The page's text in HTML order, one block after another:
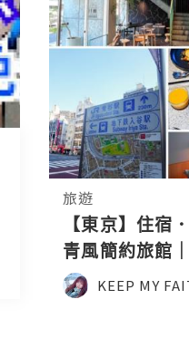
旅遊
【東京】住宿
青風簡約旅館
東京風景酒店
KEEP MY